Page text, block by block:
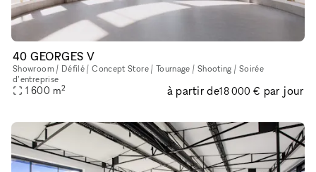
40 GEORGES V
Showroom / Défilé / Concept Store / Tournage / Shooting / Soirée
d’entreprise
1 600 m2 à partir de18 000 € par jour